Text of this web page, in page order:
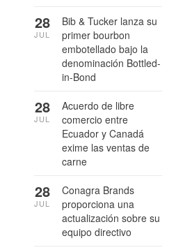
Bib & Tucker lanza su
primer bourbon
embotellado bajo la
denominación Bottled-
in-Bond
28
JUL
Acuerdo de libre
comercio entre
Ecuador y Canadá
exime las ventas de
carne
28
JUL
Conagra Brands
proporciona una
actualización sobre su
equipo directivo
28
JUL